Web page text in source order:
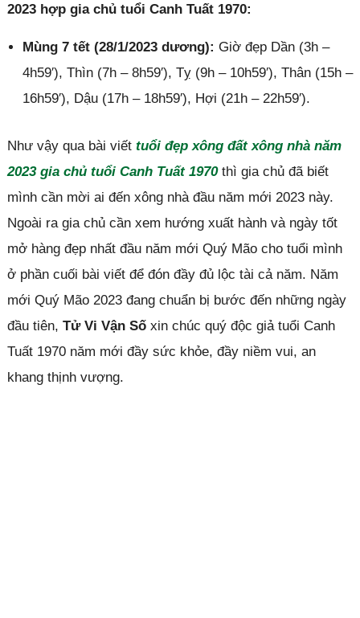
2023 hợp gia chủ tuổi Canh Tuất 1970:
Mùng 7 tết (28/1/2023 dương): Giờ đẹp Dần (3h –
4h59′), Thìn (7h – 8h59′), Tỵ (9h – 10h59′), Thân (15h –
16h59′), Dậu (17h – 18h59′), Hợi (21h – 22h59′).
Như vậy qua bài viết tuổi đẹp xông đất xông nhà năm
2023 gia chủ tuổi Canh Tuất 1970thì gia chủ đã biết
mình cần mời ai đến xông nhà đầu năm mới 2023 này.
Ngoài ra gia chủ cần xem hướng xuất hành và ngày tốt
mở hàng đẹp nhất đầu năm mới Quý Mão cho tuổi mình
ở phần cuối bài viết để đón đầy đủ lộc tài cả năm. Năm
mới Quý Mão 2023 đang chuẩn bị bước đến những ngày
đầu tiên, Tử Vi Vận Sốxin chúc quý độc giả tuổi Canh
Tuất 1970 năm mới đầy sức khỏe, đầy niềm vui, an
khang thịnh vượng.